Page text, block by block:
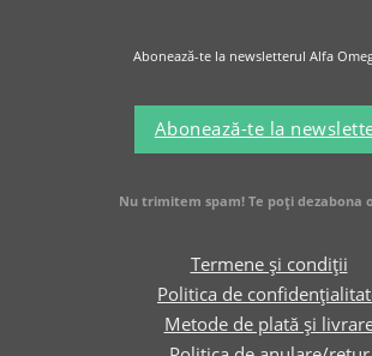
Abonează-te la newsletterul Alfa
Abonează-te la
Nu trimitem spam! Te poți dezabona
Termene și condiții
Politica de
Metode de plată și